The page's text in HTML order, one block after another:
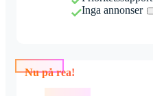
Inga annonser
Nu på rea!